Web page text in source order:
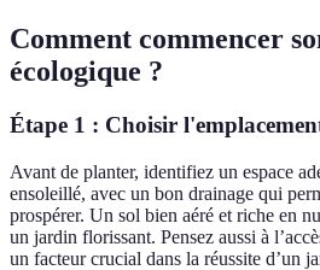
Comment commencer
écologique ?
Étape 1 : Choisir
Avant de planter, identifiez un espace
ensoleillé, avec un bon drainage qui
prospérer. Un sol bien aéré et riche en
un jardin florissant. Pensez aussi à
un facteur crucial dans la réussite d’un